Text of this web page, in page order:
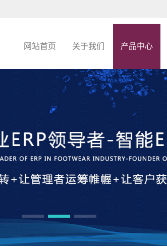
网站首页 关于我们 产品中心